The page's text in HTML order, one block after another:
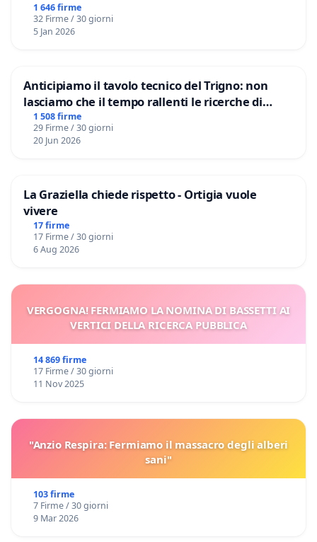
1 646 firme
32 Firme / 30 giorni
5 Jan 2026
Anticipiamo il tavolo tecnico del Trigno: non
lasciamo che il tempo rallenti le ricerche di
Domenico Racanati
1 508 firme
29 Firme / 30 giorni
20 Jun 2026
La Graziella chiede rispetto - Ortigia vuole
vivere
17 firme
17 Firme / 30 giorni
6 Aug 2026
VERGOGNA! FERMIAMO LA NOMINA DI BASSETTI AI
VERTICI DELLA RICERCA PUBBLICA
14 869 firme
17 Firme / 30 giorni
11 Nov 2025
"Anzio Respira: Fermiamo il massacro degli alberi
sani"
103 firme
7 Firme / 30 giorni
9 Mar 2026